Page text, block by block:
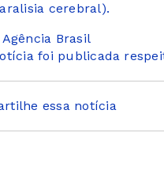
cerebral).
Agência Brasil
foi publicada
essa notícia